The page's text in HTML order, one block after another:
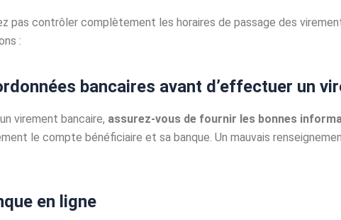
pas contrôler complètement les horaires de passage des
:
bancaires avant d’effectuer un
virement bancaire, assurez-vous de fournir les bonnes
le compte bénéficiaire et sa banque. Un mauvais
en ligne